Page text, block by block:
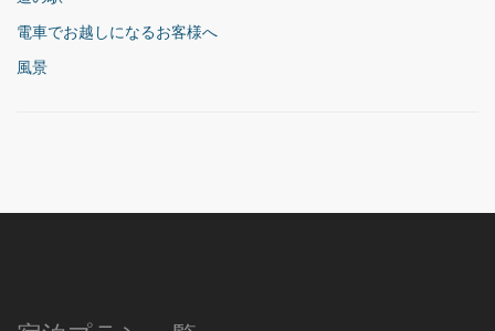
電車でお越しになるお客様へ
風景